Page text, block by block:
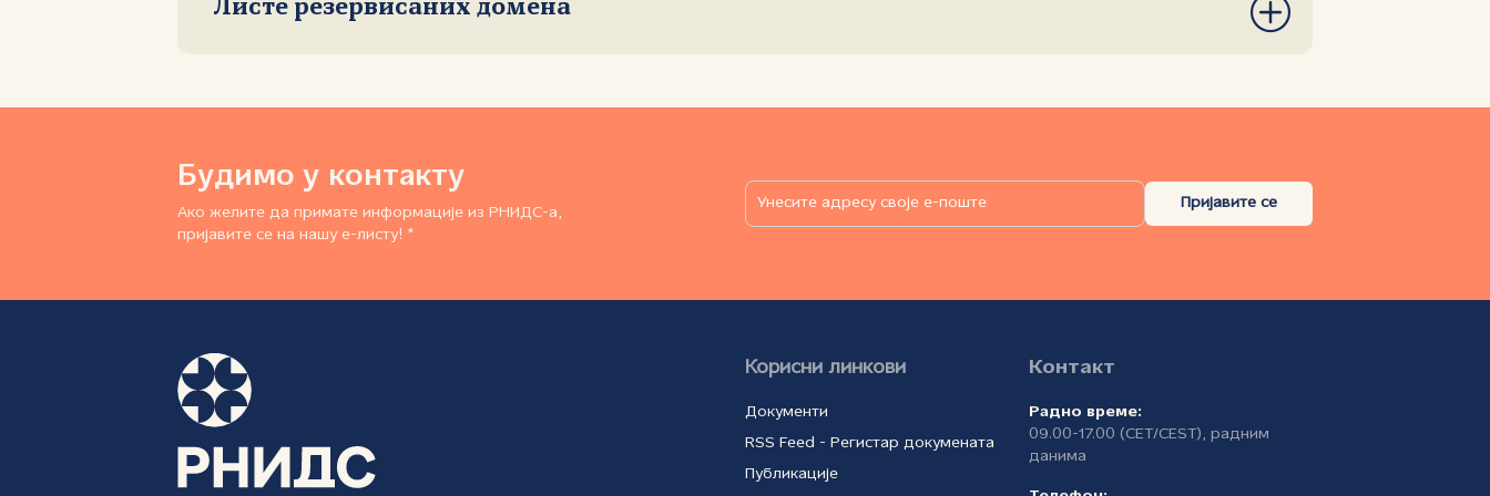
Листе резервисаних домена
Будимо у контакту
Ако желите да примате информације из РНИДС-а,
пријавите се на нашу е-листу! *
Пријавите се
Корисни линкови
Документи
RSS Feed - Регистар докумената
Публикације
Контакт
Радно време:
09.00-17.00 (CET/CEST), радним
данима